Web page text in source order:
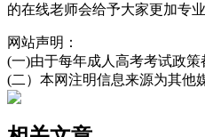
的在线老师会给予大家更加专
网站声明：
(一)由于每年成人高考考试政
(二）本网注明信息来源为其他